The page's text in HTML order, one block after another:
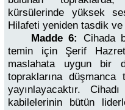
kürsülerinde yüksek
Hilafeti yeniden tasdik
Madde 6:
Cihada
temin için Şerif
maslahata uygun bir
topraklarına
yayınlayacaktır.
kabilelerinin bütün